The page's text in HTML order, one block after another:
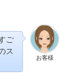
お客様
ご
ス